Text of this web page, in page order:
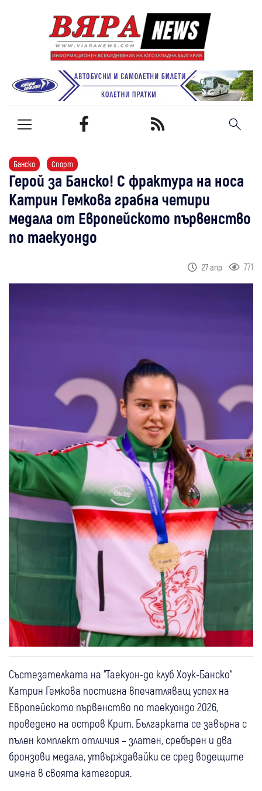
Банско Спорт
Герой за Банско! С фрактура на носа
Катрин Гемкова грабна четири
медала от Европейското първенство
по таекуондо
27 апр 771
Състезателката на “Таекуон-до клуб Хоук-Банско“
Катрин Гемкова постигна впечатляващ успех на
Европейското първенство по таекуондо 2026,
проведено на остров Крит. Българката се завърна с
пълен комплект отличия – златен, сребърен и два
бронзови медала, утвърждавайки се сред водещите
имена в своята категория.